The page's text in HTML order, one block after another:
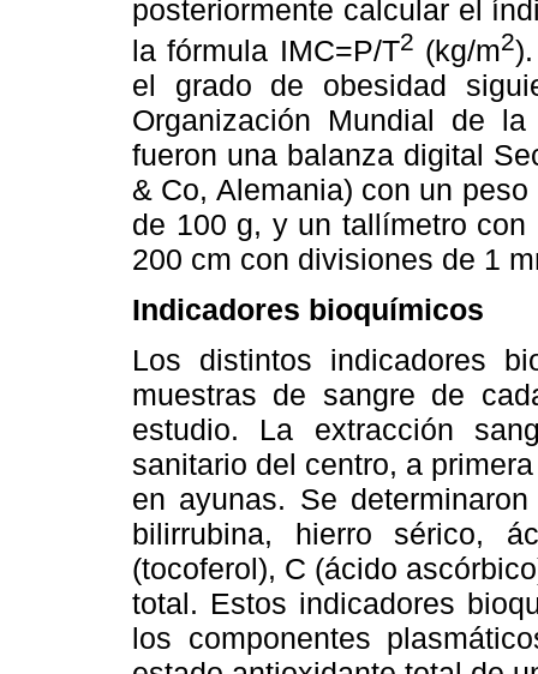
posteriormente calcular el
la fórmula IMC=P/T2 (kg/m2
el grado de obesidad
Organización Mundial de
fueron una balanza digital
& Co, Alemania) con un
de 100 g, y un tallímetro
200 cm con divisiones de 1
Indicadores bioquímicos
Los distintos indicadores
muestras de sangre de
estudio. La extracción
sanitario del centro, a
en ayunas. Se
bilirrubina, hierro sérico,
(tocoferol), C (ácido
total. Estos indicadores
los componentes